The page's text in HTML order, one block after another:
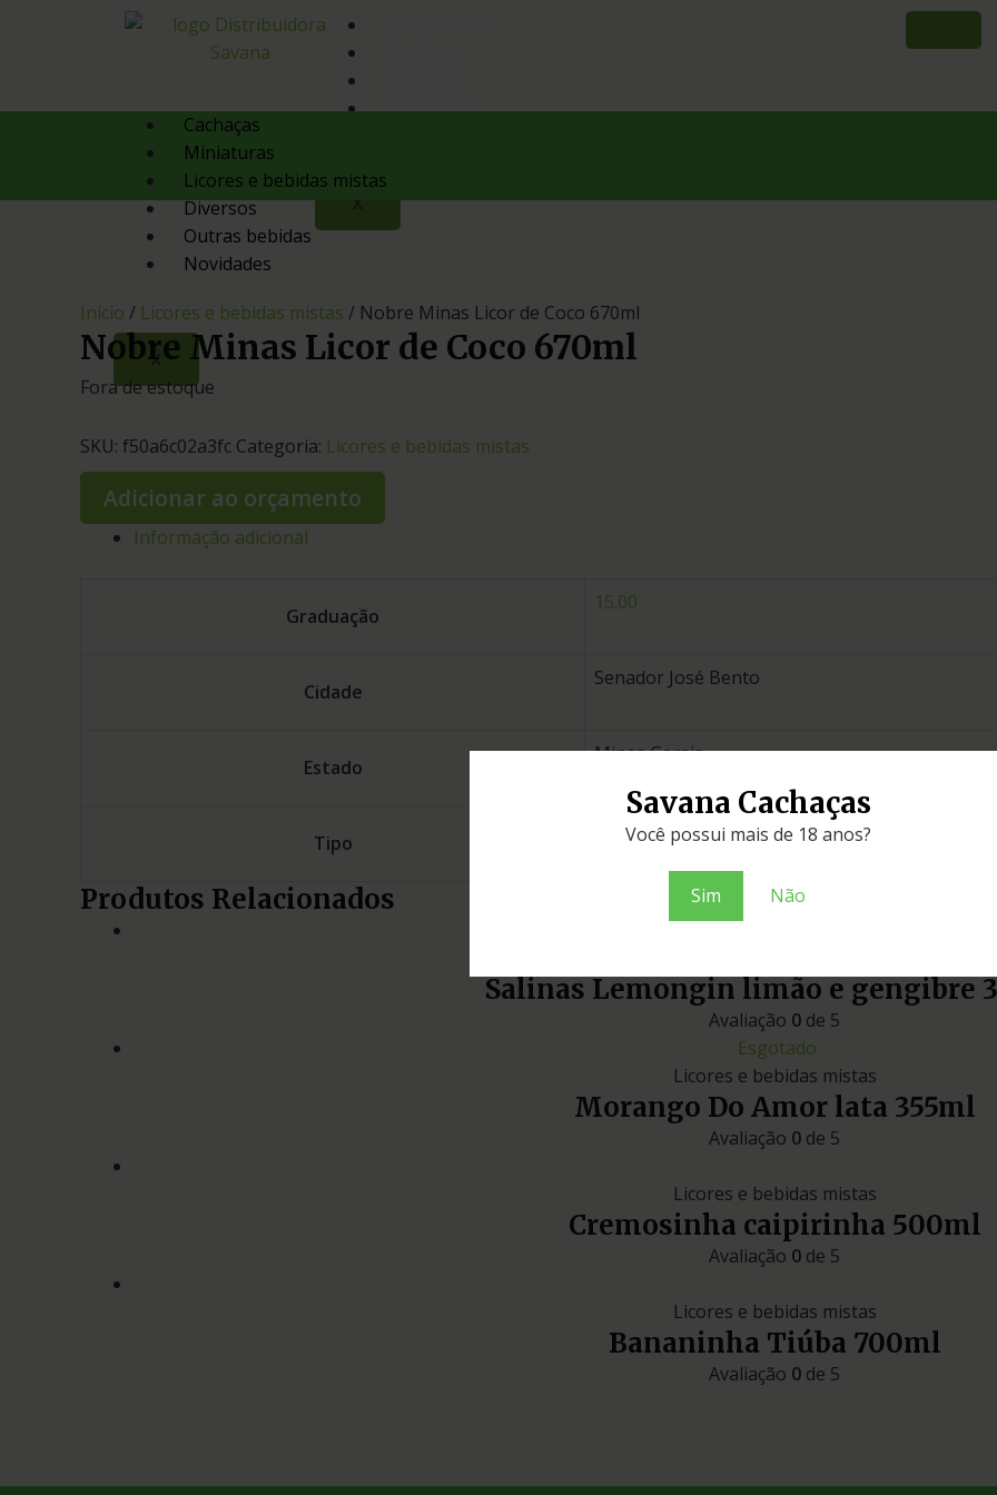
Savana Cachaças
Você possui mais de 18 anos?
Sim Não
Orçamento
X
Cachaças
Miniaturas
Licores e bebidas mistas
Diversos
Outras bebidas
Novidades
X
Início / Licores e bebidas mistas / Nobre Minas Licor de Coco 670ml
Nobre Minas Licor de Coco 670ml
Fora de estoque
SKU: f50a6c02a3fc Categoria: Licores e bebidas mistas
Adicionar ao orçamento
Informação adicional
Graduação
15.00
Cidade
Senador José Bento
Estado
Minas Gerais
Tipo
coco
Produtos Relacionados
Salinas Lemongin limão e gengibre
Avaliação 0 de 5
Esgotado
Licores e bebidas mistas
Morango Do Amor lata 355ml
Avaliação 0 de 5
Licores e bebidas mistas
Cremosinha caipirinha 500ml
Avaliação 0 de 5
Licores e bebidas mistas
Bananinha Tiúba 700ml
Avaliação 0 de 5